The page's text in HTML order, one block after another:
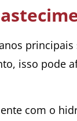
isso pode
com o